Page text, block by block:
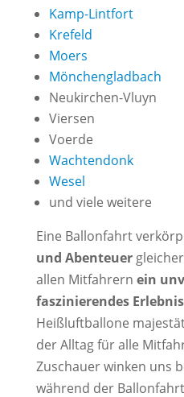
Kamp-Lintfort
Krefeld
Moers
Mönchengladbach
Neukirchen-Vluyn
Viersen
Voerde
Wachtendonk
Wesel
und viele weitere
Eine Ballonfahrt
und Abenteuer
allen Mitfahrern ein
faszinierendes Erlebnis
Heißluftballone
der Alltag für alle
Zuschauer winken uns
während der